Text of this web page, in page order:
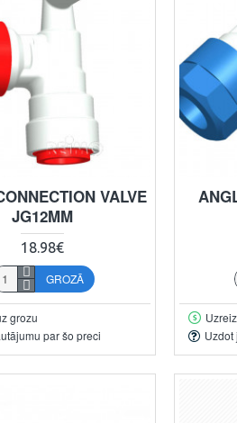
VALVE
JG12MM
18.98€
GROZĀ
grozu
par šo preci
Uzdot